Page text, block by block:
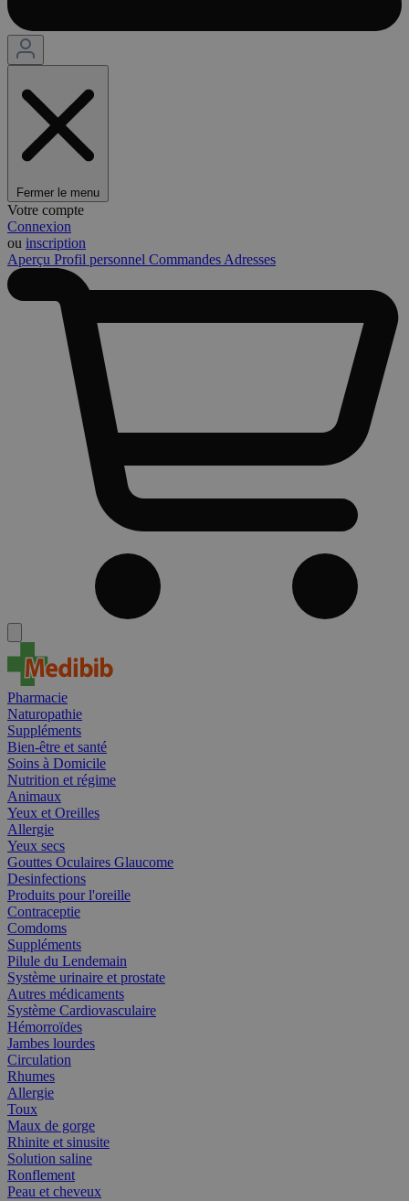
Fermer le menu
Votre compte
Connexion
ou inscription
Aperçu Profil personnel Commandes Adresses
Pharmacie
Naturopathie
Suppléments
Bien-être et santé
Soins à Domicile
Nutrition et régime
Animaux
Yeux et Oreilles
Allergie
Yeux secs
Gouttes Oculaires Glaucome
Desinfections
Produits pour l'oreille
Contraceptie
Comdoms
Suppléments
Pilule du Lendemain
Système urinaire et prostate
Autres médicaments
Système Cardiovasculaire
Hémorroïdes
Jambes lourdes
Circulation
Rhumes
Allergie
Toux
Maux de gorge
Rhinite et sinusite
Solution saline
Ronflement
Peau et cheveux